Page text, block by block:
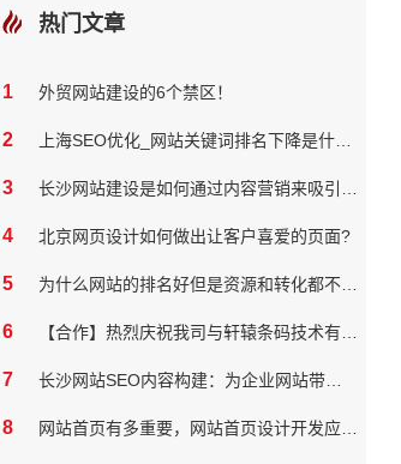
热门文章
1 外贸网站建设的6个禁区！
2
3
4 北京网页设计如何做出让客户喜爱的页面?
5
6
7
8